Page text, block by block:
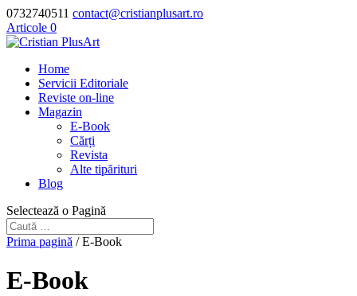
0732740511 contact@cristianplusart.ro
Articole 0
Home
Servicii Editoriale
Reviste on-line
Magazin
E-Book
Cărți
Revista
Alte tipărituri
Blog
Selectează o Pagină
Prima pagină / E-Book
E-Book